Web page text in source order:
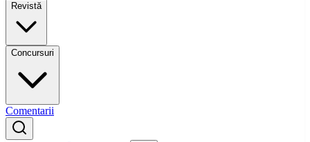
Revistă
Concursuri
Comentarii